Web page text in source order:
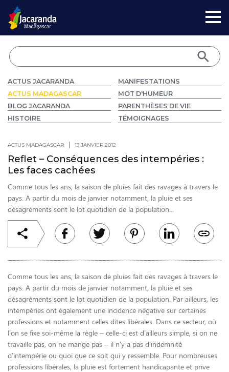
ACTUS JACARANDA
ACTUS MADAGASCAR
BLOG JACARANDA
HISTOIRE
MANIFESTATIONS
MOT D'HUMEUR
PARENTHÈSES DE VIE
TÉMOIGNAGES
ACTUS MADAGASCAR 13 JANVIER 2012
Reflet – Conséquences des intempéries :
Les faces cachées
Comme tous les ans, la saison de pluies fait des ravages à travers le
pays. A partir du mois de janvier notamment, la pluie et ses
désagréments sont le lot quotidien de la population...
Comme tous les ans, la saison de pluies fait des ravages à travers le
pays. A partir du mois de janvier notamment, la pluie et ses
désagréments sont le lot quotidien de la population. Par ailleurs, les
intempéries ont également une incidence négative sur certaines
professions et notamment celles dites libérales. Dans ce secteur, où
l’on se fixe soi-même la règle – celle-ci est d’ailleurs simple, si on ne
travaille pas, on ne mange pas – il n’y a pas d’indemnité
d’intempérie ou quoi que ce soit qui y ressemble. Pour nombreuses
professions libérales, la pluie est fortement handicapante et prive